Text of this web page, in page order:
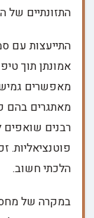
התזונתיים
התייעצות עם
אמונתן תוך
מאפשרים
מאתגרים בהם
רבנים שואפים
פוטנציאליות.
הלכתי חשוב.
במקרה של